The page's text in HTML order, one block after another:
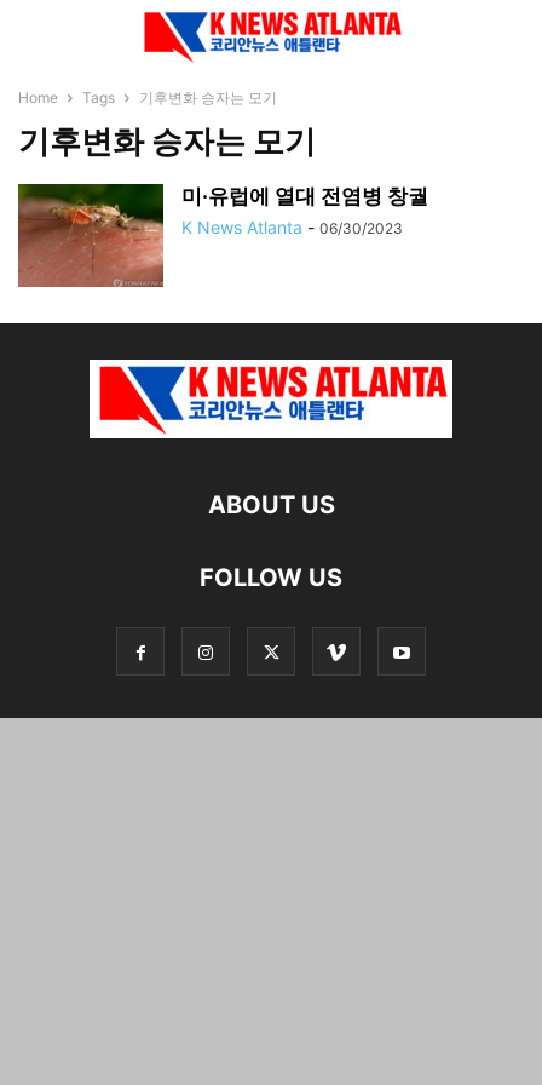
Home Tags 기후변화 승자는 모기
기후변화 승자는 모기
미·유럽에 열대 전염병 창궐
K News Atlanta - 06/30/2023
ABOUT US
FOLLOW US